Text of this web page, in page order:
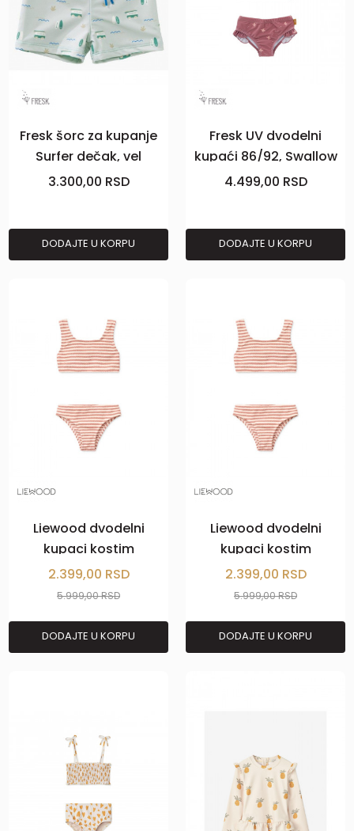
Fresk šorc za kupanje
Surfer dečak, vel
122/128
3.300,00 RSD
DODAJTE U KORPU
Fresk UV dvodelni
kupaći 86/92, Swallow
4.499,00 RSD
DODAJTE U KORPU
Liewood dvodelni
kupaci kostim
Bello,CoralCreme
2.399,00 RSD
5.999,00RSD
DODAJTE U KORPU
Liewood dvodelni
kupaci kostim
Bello,CoralCreme
2.399,00 RSD
5.999,00RSD
DODAJTE U KORPU